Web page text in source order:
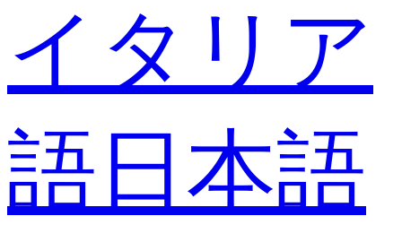
イタリア
語 日本語